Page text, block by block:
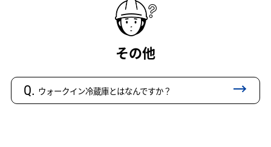
その他
Q. ウォークイン冷蔵庫とはなんですか？